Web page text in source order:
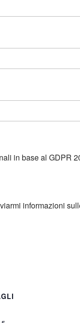
in base al GDPR
informazioni